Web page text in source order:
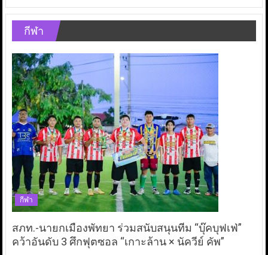
กีฬา
กีฬา
สภท.-นายกเมืองพัทยา ร่วมสนับสนุนทีม “บุ๊คบุฟเฟ่”
คว้าอันดับ 3 ศึกฟุตซอล “เกาะล้าน × นัควีย์ คัพ”